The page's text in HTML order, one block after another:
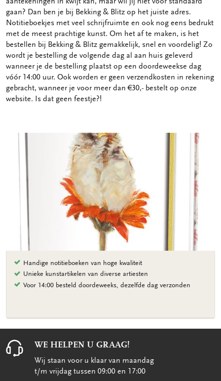
gaan? Dan ben je bij Bekking & Blitz op het juiste adres.
Notitieboekjes met veel schrijfruimte en ook nog eens bedrukt
met de meest prachtige kunst. Om het af te maken, is het
bestellen bij Bekking & Blitz gemakkelijk, snel en voordelig! Zo
wordt je bestelling de volgende dag al aan huis geleverd
wanneer je de bestelling plaatst op een doordeweekse dag
vóór 14:00 uur. Ook worden er geen verzendkosten in rekening
gebracht, wanneer je voor meer dan €30,- bestelt op onze
website. Is dat geen feestje?!
Handige notitieboeken van hoge kwaliteit
Unieke kunstartikelen van diverse artiesten
Voor 14:00 besteld doordeweeks, dezelfde dag verzonden
WE HELPEN U GRAAG!
Wij staan voor u klaar van maandag
t/m vrijdag tussen 09:00 en 17:00